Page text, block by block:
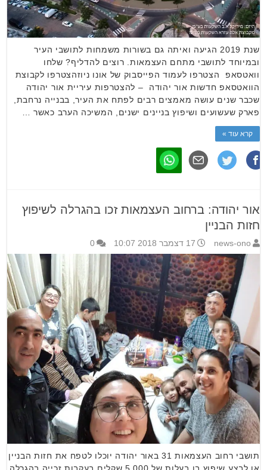
שנת 2019 הגיעה ואיתה גם בשורות משמחות לתושבי העיר
ובמיוחד לתושבי מתחם העצמאות. רוצים להדליף? שלחו
וואטסאפ הצטרפו לעמוד הפייסבוק של אונו ניוזהצטרפו לקבוצת
הוואטסאפ חדשות אור יהודה – להצטרפות עיריית אור יהודה
שכבר שנים עושה מאמצים רבים לפתח את העיר, בבנייה נרחבת,
פארק שעשועים ושיפוץ בניינים ישנים, המשיכה הערב כאשר …
קרא עוד »
אור יהודה: ברחוב העצמאות זכו בהגרלה לשיפוץ
חזות הבניין
news-ono 17 דצמבר 2018 10:07 0
תושבי רחוב העצמאות 31 באור יהודה יוכלו לטפח את חזות הבניין
או לבצע שיפוץ בו בעלות של 5,000 שקלים בעקבות זכייה בהגרלה